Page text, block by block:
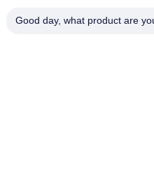
Good day, what product are